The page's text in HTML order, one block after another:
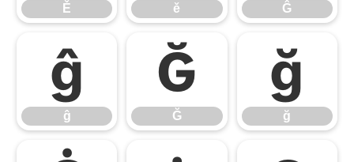
Ě ě Ĝ
ĝ
ĝ
Ğ
Ğ
ğ
ğ